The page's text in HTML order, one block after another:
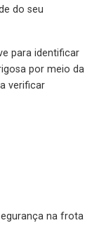
do seu
para identificar
por meio da
verificar
na frota